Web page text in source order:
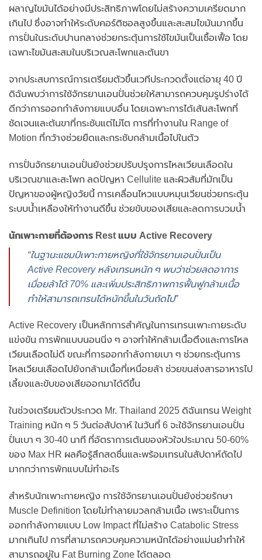
ผลาญไขมันได้อย่างมีประสิทธิภาพโดยไม่สร้างความเครียดมาก
เกินไป ซึ่งอาจทำให้ระดับคอร์ติซอลสูงขึ้นและสะสมไขมันมากขึ้น
การปั่นในระดับปานกลางช่วยกระตุ้นการใช้ไขมันเป็นเชื้อเฟื้อ โดย
เฉพาะไขมันสะสมในบริเวณสะโพกและต้นขา
จากประสบการณ์การเตรียมตัวขึ้นเวทีประกวดตั้งแต่อายุ 40 ปี
ดิฉันพบว่าการใช้จักรยานเอนปั่นช่วยให้สามารถควบคุมรูปร่างได้
ดีกว่าการออกกำลังกายแบบอื่น โดยเฉพาะการได้เส้นสะโพกที่
ชัดเจนและต้นขาที่กระชับแต่ไม่โต การที่ทำงานใน Range of
Motion ที่กว้างช่วยยืดและกระชับกล้ามเนื้อไปในตัว
การปั่นจักรยานเอนปั่นยังช่วยปรับปรุงการไหลเวียนเลือดใน
บริเวณขาและสะโพก ลดปัญหา Cellulite และผิวส้มที่มักเป็น
ปัญหาของผู้หญิงวัยนี้ การเคลื่อนไหวแบบหมุนเวียนช่วยกระตุ้น
ระบบน้ำเหลืองให้ทำงานดีขึ้น ช่วยขับของเสียและลดการบวมน้ำ
นักเพาะกายที่ต้องการ Rest แบบ Active Recovery
“ในฐานะแชมป์เพาะกายหญิงที่ใช้จักรยานเอนปั่นเป็น
Active Recovery หลังเทรนหนัก ๆ พบว่าช่วยลดอาการ
เมื่อยล้าได้ 70% และเพิ่มประสิทธิภาพการฟื้นฟูกล้ามเนื้อ
ทำให้สามารถเทรนได้หนักขึ้นในวันถัดไป”
Active Recovery เป็นหลักการสำคัญในการเทรนเพาะกายระดับ
แข่งขัน การพักแบบนอนนิ่ง ๆ อาจทำให้กล้ามเนื้อตึงและการไหล
เวียนเลือดไม่ดี ขณะที่การออกกำลังกายเบา ๆ ช่วยกระตุ้นการ
ไหลเวียนเลือดไปยังกล้ามเนื้อที่เหนื่อยล้า ช่วยขนส่งสารอาหารไป
เลี้ยงและขับของเสียออกมาได้ดีขึ้น
ในช่วงเตรียมตัวประกวด Mr. Thailand 2025 ดิฉันเทรน Weight
Training หนัก ๆ 5 วันต่อสัปดาห์ ในวันที่ 6 จะใช้จักรยานเอนปั่น
ปั่นเบา ๆ 30-40 นาที ที่อัตราการเต้นของหัวใจประมาณ 50-60%
ของ Max HR ผลคือรู้สึกสดชื่นและพร้อมเทรนในสัปดาห์ถัดไป
มากกว่าการพักแบบไม่ทำอะไร
สำหรับนักเพาะกายหญิง การใช้จักรยานเอนปั่นยังช่วยรักษา
Muscle Definition โดยไม่ทำลายมวลกล้ามเนื้อ เพราะเป็นการ
ออกกำลังกายแบบ Low Impact ที่ไม่สร้าง Catabolic Stress
มากเกินไป การที่สามารถควบคุมความหนักได้อย่างแม่นยำทำให้
สามารถอยู่ใน Fat Burning Zone ได้ตลอด